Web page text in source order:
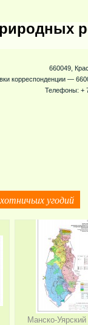
660049,
корреспонденции —
Телефоны: +
угодий
Манско-